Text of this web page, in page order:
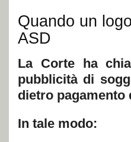
Quando un
ASD
La Corte ha
pubblicità di
dietro
In tale modo: